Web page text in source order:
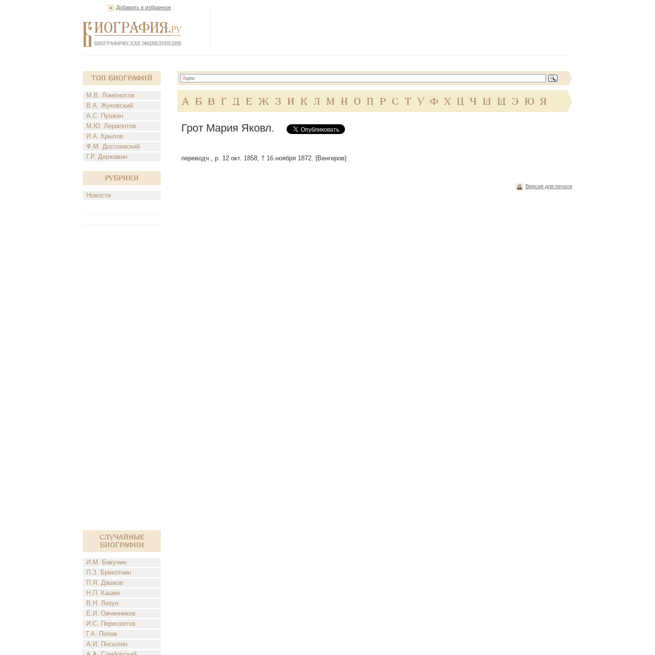
Добавить в избранное
Топ Биографий
М.В. Ломоносов
В.А. Жуковский
А.С. Пушкин
М.Ю. Лермонтов
И.А. Крылов
Ф.М. Достоевский
Г.Р. Державин
Рубрики
Новости
Случайные
биографии
И.М. Бакунин
П.З. Брекотнин
П.Я. Дашков
Н.П. Кашин
В.Н. Лизун
Е.И. Овчинников
И.С. Пересветов
Г.А. Попов
А.И. Посылин
А Б В Г Д Е Ж З И К Л М Н О П Р С Т У Ф Х Ц Ч Ш Щ Э Ю Я
Грот Мария Яковл.
переводч., р. 12 окт. 1858, † 16 ноября 1872. {Венгеров}
Версия для печати